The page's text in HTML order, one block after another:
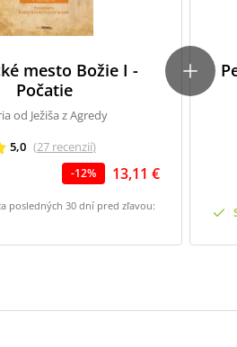
mesto Božie I -
Počatie
od Ježiša z Agredy
5,0 (27 recenzií)
-12% 13,11 €
posledných 30 dní pred zľavou: